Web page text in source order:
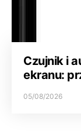
Czujnik i
ekranu:
05/08/2026